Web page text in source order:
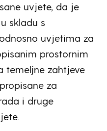
uvjete, da je
skladu s
uvjetima za
prostornim
temeljne zahtjeve
za
i druge